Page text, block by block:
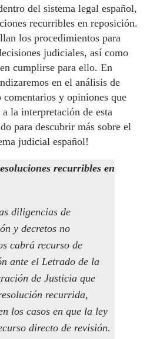
del sistema legal español,
recurribles en reposición.
los procedimientos para
judiciales, así como
cumplirse para ello. En
en el análisis de
y opiniones que
la interpretación de esta
para descubrir más sobre el
judicial español!
recurribles en
diligencias de
y decretos no
cabrá recurso de
ante el Letrado de la
de Justicia que
recurrida,
los casos en que la ley
directo de revisión.